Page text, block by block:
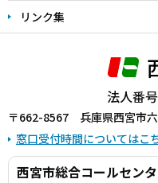
リンク集
法人番
〒662-8567 兵庫県西宮市六
窓口受付時間についてはこ
西宮市総合コールセン